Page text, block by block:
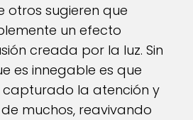
otros sugieren que
un efecto
creada por la luz. Sin
es innegable es que
la atención y
muchos, reavivando